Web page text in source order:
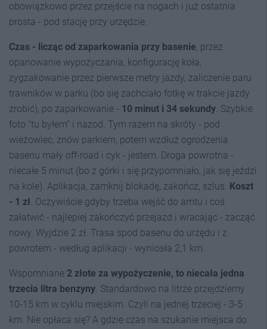
obowiązkowo przez przejście na nogach i już ostatnia
prosta - pod stację przy urzędzie.
Czas - licząc od zaparkowania przy basenie, przez
opanowanie wypożyczania, konfigurację koła,
zygzakowanie przez pierwsze metry jazdy, zaliczenie paru
trawników w parku (bo się zachciało fotkę w trakcie jazdy
zrobić), po zaparkowanie - 10 minut i 34 sekundy. Szybkie
foto "tu byłem" i nazod. Tym razem na skróty - pod
wieżowiec, znów parkiem, potem wzdłuż ogrodzenia
basenu mały off-road i cyk - jestem. Droga powrotna -
niecałe 5 minut (bo z górki i się przypomniało, jak się jeździ
na kole). Aplikacja, zamknij blokadę, zakończ, szlus. Koszt
- 1 zł. Oczywiście gdyby trzeba wejść do amtu i coś
załatwić - najlepiej zakończyć przejazd i wracając - zacząć
nowy. Wyjdzie 2 zł. Trasa spod basenu do urzędu i z
powrotem - według aplikacji - wyniosła 2,1 km.
Wspomniane 2 złote za wypożyczenie, to niecała jedna
trzecia litra benzyny. Standardowo na litrze przejdziemy
10-15 km w cyklu miejskim. Czyli na jednej trzeciej - 3-5
km. Nie opłaca się? A gdzie czas na szukanie miejsca do